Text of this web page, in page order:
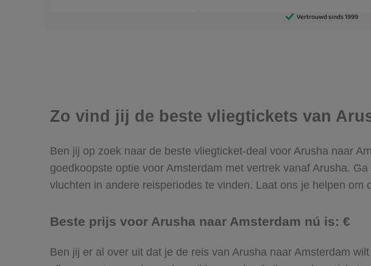
Zo vind jij de beste vliegtickets van
Ben jij op zoek naar de beste vliegticket-deal voor Arusha naar
goedkoopste optie voor Amsterdam met vertrek vanaf Arusha.
vluchten in andere reisperiodes te vinden. Laat ons je helpen om
Beste prijs voor Arusha naar Amsterdam nú is: €
Ben jij er al over uit dat je de reis van Arusha naar Amsterdam